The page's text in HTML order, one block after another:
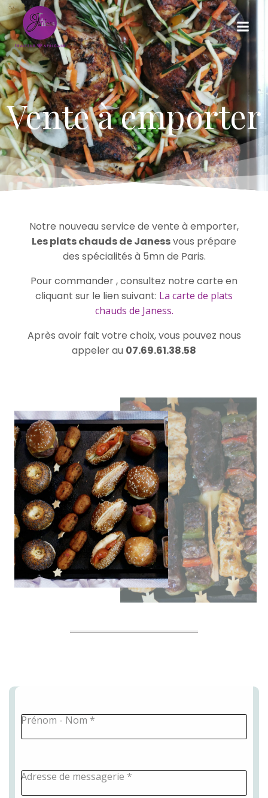
Aller
au
contenu
Vente à emporter
Notre nouveau service de vente à emporter,
Les plats chauds de Janessvous prépare
des spécialités à 5mn de Paris.
Pour commander , consultez notre carte en
cliquant sur le lien suivant: La carte de plats
chauds de Janess.
Après avoir fait votre choix, vous pouvez nous
appeler au 07.69.61.38.58
Prénom - Nom *
Adresse de messagerie *